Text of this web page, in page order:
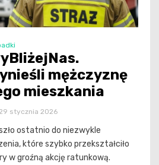
mężczyznę
mieszkania
stycznia 2026
ostatnio do niezwykle
które szybko przekształciło
w groźną akcję ratunkową.